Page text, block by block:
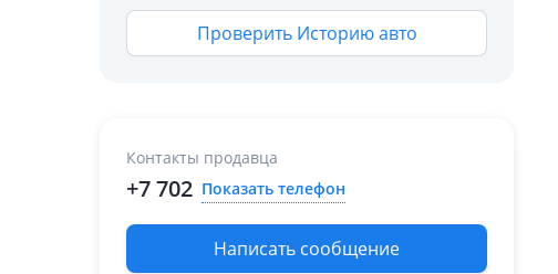
Проверить Историю авто
Контакты продавца
+7 702 Показать телефон
Написать сообщение